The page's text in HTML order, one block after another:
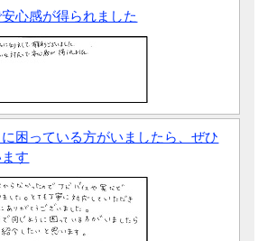
心感が得られました
困っている方がいましたら、ぜひ
す